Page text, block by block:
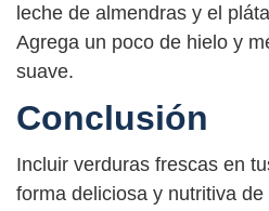
leche de almendras y el
Agrega un poco de hielo y
suave.
Conclusión
Incluir verduras frescas en
forma deliciosa y nutritiva